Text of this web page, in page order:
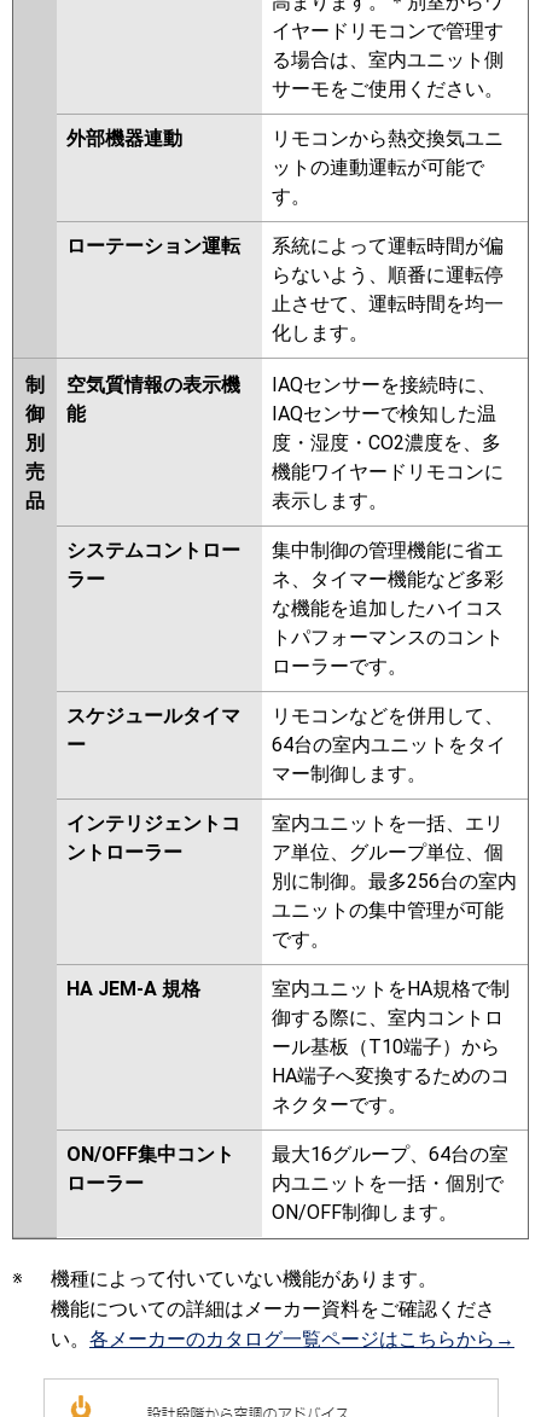
イヤードリモコンで管理す
る場合は、室内ユニット側
サーモをご使用ください。
外部機器連動
リモコンから熱交換気ユニ
ットの連動運転が可能で
す。
ローテーション運転
系統によって運転時間が偏
らないよう、順番に運転停
止させて、運転時間を均一
化します。
制
御
別
売
品
空気質情報の表示機
能
IAQセンサーを接続時に、
IAQセンサーで検知した温
度・湿度・CO2濃度を、多
機能ワイヤードリモコンに
表示します。
システムコントロー
ラー
集中制御の管理機能に省エ
ネ、タイマー機能など多彩
な機能を追加したハイコス
トパフォーマンスのコント
ローラーです。
スケジュールタイマ
ー
リモコンなどを併用して、
64台の室内ユニットをタイ
マー制御します。
インテリジェントコ
ントローラー
室内ユニットを一括、エリ
ア単位、グループ単位、個
別に制御。最多256台の室内
ユニットの集中管理が可能
です。
HA JEM-A 規格
室内ユニットをHA規格で制
御する際に、室内コントロ
ール基板（T10端子）から
HA端子へ変換するためのコ
ネクターです。
ON/OFF集中コント
ローラー
最大16グループ、64台の室
内ユニットを一括・個別で
ON/OFF制御します。
※
機種によって付いていない機能があります。
機能についての詳細はメーカー資料をご確認くださ
い。 各メーカーのカタログ一覧ページはこちらから→